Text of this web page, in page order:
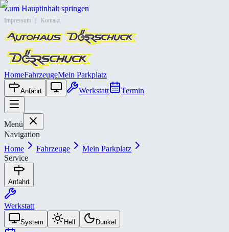
Zum Hauptinhalt springen
Impressum Kontakt
HomeFahrzeugeMein Parkplatz
Anfahrt Werkstatt Termin
Menü
Navigation
Home
Fahrzeuge
Mein Parkplatz
Service
Anfahrt
Werkstatt
System Hell Dunkel